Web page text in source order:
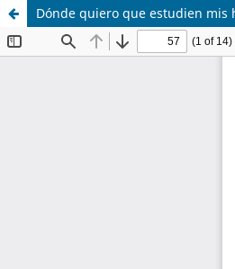
Dónde quiero que estudien mis